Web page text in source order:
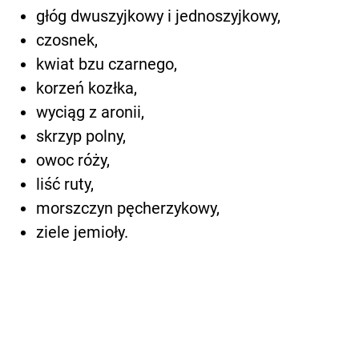
głóg dwuszyjkowy i jednoszyjkowy,
czosnek,
kwiat bzu czarnego,
korzeń kozłka,
wyciąg z aronii,
skrzyp polny,
owoc róży,
liść ruty,
morszczyn pęcherzykowy,
ziele jemioły.